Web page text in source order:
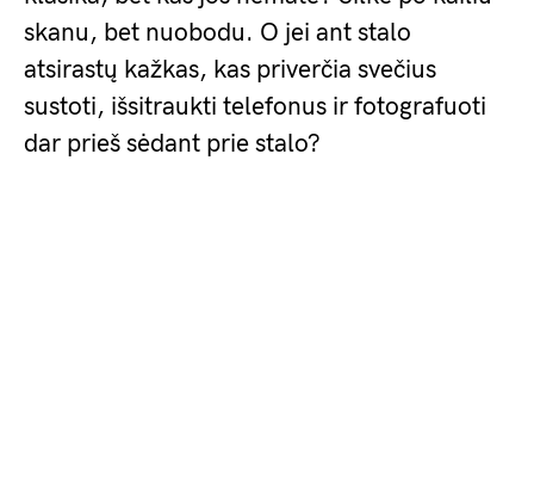
skanu, bet nuobodu. O jei ant stalo
atsirastų kažkas, kas priverčia svečius
sustoti, išsitraukti telefonus ir fotografuoti
dar prieš sėdant prie stalo?